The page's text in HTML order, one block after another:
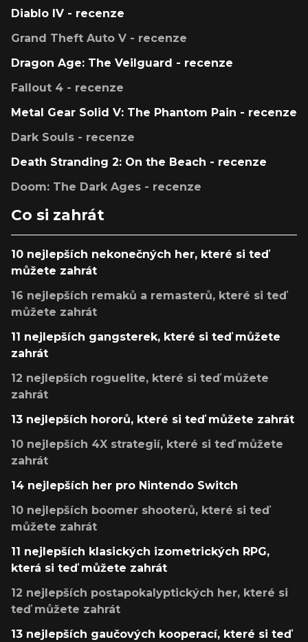
Diablo IV - recenze
Grand Theft Auto V - recenze
Dragon Age: The Veilguard - recenze
Fallout 4 - recenze
Metal Gear Solid V: The Phantom Pain - recenze
Dark Souls - recenze
Death Stranding 2: On the Beach - recenze
Doom: The Dark Ages - recenze
Co si zahrát
10 nejlepších nekonečných her, které si teď
můžete zahrát
16 nejlepších remaků a remasterů, které si teď
můžete zahrát
11 nejlepších gangsterek, které si teď můžete
zahrát
12 nejlepších roguelite, které si teď můžete
zahrát
13 nejlepších hororů, které si teď můžete zahrát
10 nejlepších 4X strategií, které si teď můžete
zahrát
14 nejlepších her pro Nintendo Switch
10 nejlepších boomer shooterů, které si teď
můžete zahrát
11 nejlepších klasických izometrických RPG,
která si teď můžete zahrát
12 nejlepších postapokalyptických her, které si
teď můžete zahrát
13 nejlepších gaučových kooperací, které si teď